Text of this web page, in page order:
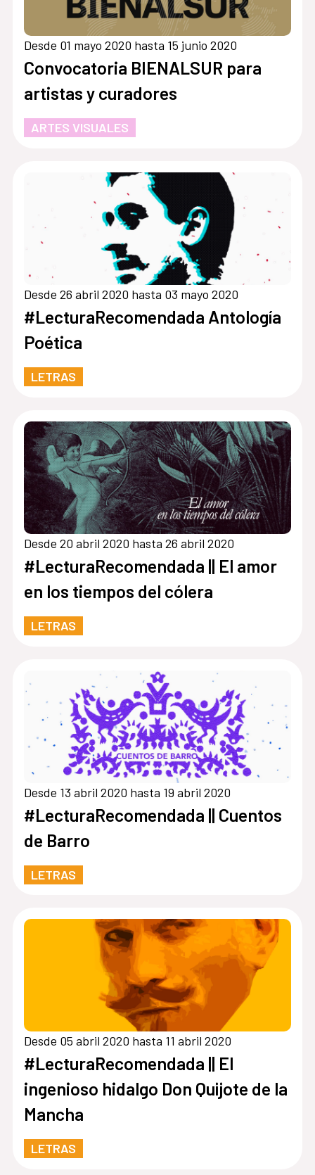
Desde 01 mayo 2020 hasta 15 junio 2020
Convocatoria BIENALSUR para
artistas y curadores
ARTES VISUALES
Desde 26 abril 2020 hasta 03 mayo 2020
#LecturaRecomendada Antología
Poética
LETRAS
Desde 20 abril 2020 hasta 26 abril 2020
#LecturaRecomendada || El amor
en los tiempos del cólera
LETRAS
Desde 13 abril 2020 hasta 19 abril 2020
#LecturaRecomendada || Cuentos
de Barro
LETRAS
Desde 05 abril 2020 hasta 11 abril 2020
#LecturaRecomendada || El
ingenioso hidalgo Don Quijote de la
Mancha
LETRAS